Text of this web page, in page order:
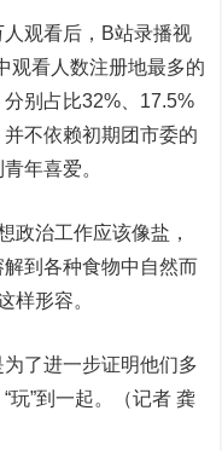
观看后，B站录播视
观看人数注册地最多的
别占比32%、17.5%
不依赖初期团市委的
年喜爱。
治工作应该像盐，
到各种食物中自然而
样形容。
了进一步证明他们多
玩”到一起。（记者 龚